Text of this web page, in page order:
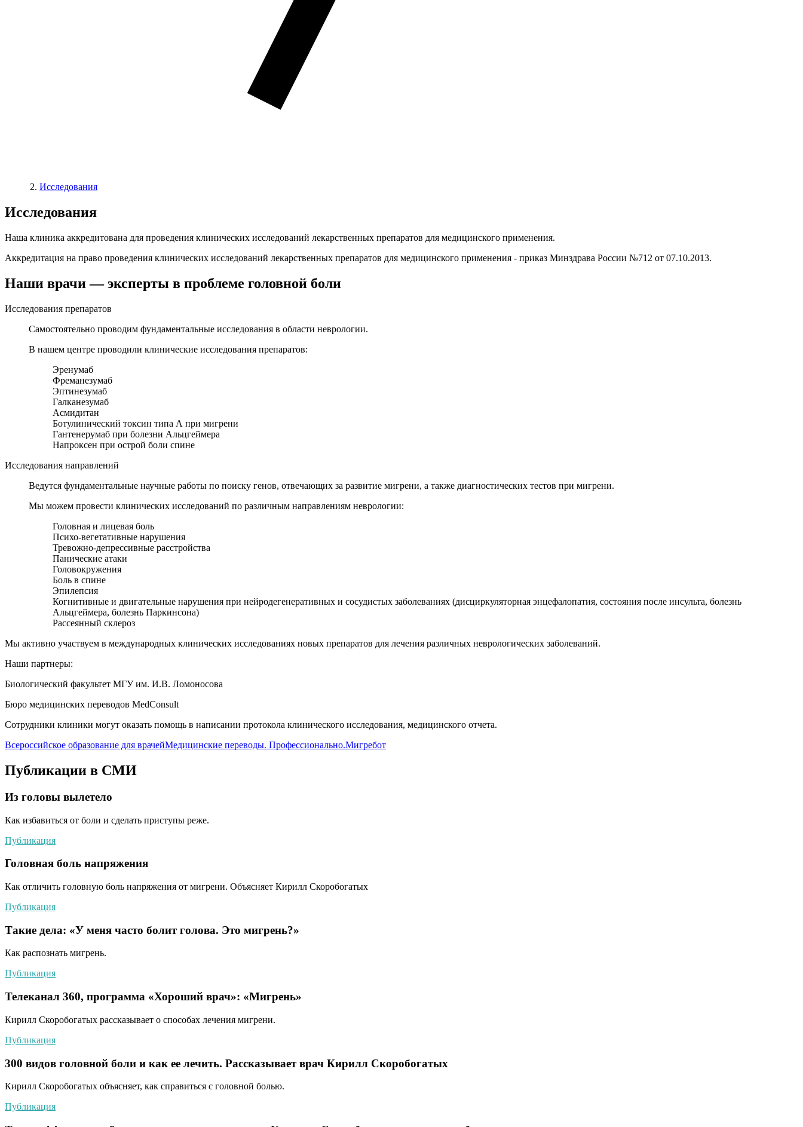
Исследования
Исследования
Наша клиника аккредитована для проведения клинических исследований лекарственных препаратов для медицинского применения.
Аккредитация на право проведения клинических исследований лекарственных препаратов для медицинского применения - приказ Минздрава России №712 от 07.10.2013.
Наши врачи — эксперты в проблеме головной боли
Исследования препаратов
Самостоятельно проводим фундаментальные исследования в области неврологии.
В нашем центре проводили клинические исследования препаратов:
Эренумаб
Фреманезумаб
Эптинезумаб
Галканезумаб
Асмидитан
Ботулинический токсин типа А при мигрени
Гантенерумаб при болезни Альцгеймера
Напроксен при острой боли спине
Исследования направлений
Ведутся фундаментальные научные работы по поиску генов, отвечающих за развитие мигрени, а также диагностических тестов при мигрени.
Мы можем провести клинических исследований по различным направлениям неврологии:
Головная и лицевая боль
Психо-вегетативные нарушения
Тревожно-депрессивные расстройства
Панические атаки
Головокружения
Боль в спине
Эпилепсия
Когнитивные и двигательные нарушения при нейродегенеративных и сосудистых заболеваниях (дисциркуляторная энцефалопатия, состояния после инсульта, болезнь
Альцгеймера, болезнь Паркинсона)
Рассеянный склероз
Мы активно участвуем в международных клинических исследованиях новых препаратов для лечения различных неврологических заболеваний.
Наши партнеры:
Биологический факультет МГУ им. И.В. Ломоносова
Бюро медицинских переводов MedConsult
Сотрудники клиники могут оказать помощь в написании протокола клинического исследования, медицинского отчета.
Всероссийское образование для врачейМедицинские переводы. Профессионально.Мигребот
Публикации в СМИ
Из головы вылетело
Как избавиться от боли и сделать приступы реже.
Публикация
Головная боль напряжения
Как отличить головную боль напряжения от мигрени. Объясняет Кирилл Скоробогатых
Публикация
Такие дела: «У меня часто болит голова. Это мигрень?»
Как распознать мигрень.
Публикация
Телеканал 360, программа «Хороший врач»: «Мигрень»
Кирилл Скоробогатых рассказывает о способах лечения мигрени.
Публикация
300 видов головной боли и как ее лечить. Рассказывает врач Кирилл Скоробогатых
Кирилл Скоробогатых объясняет, как справиться с головной болью.
Публикация